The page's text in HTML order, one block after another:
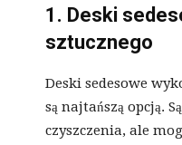
1. Deski
sztucznego
Deski sedesowe
są najtańszą opcją.
czyszczenia, ale